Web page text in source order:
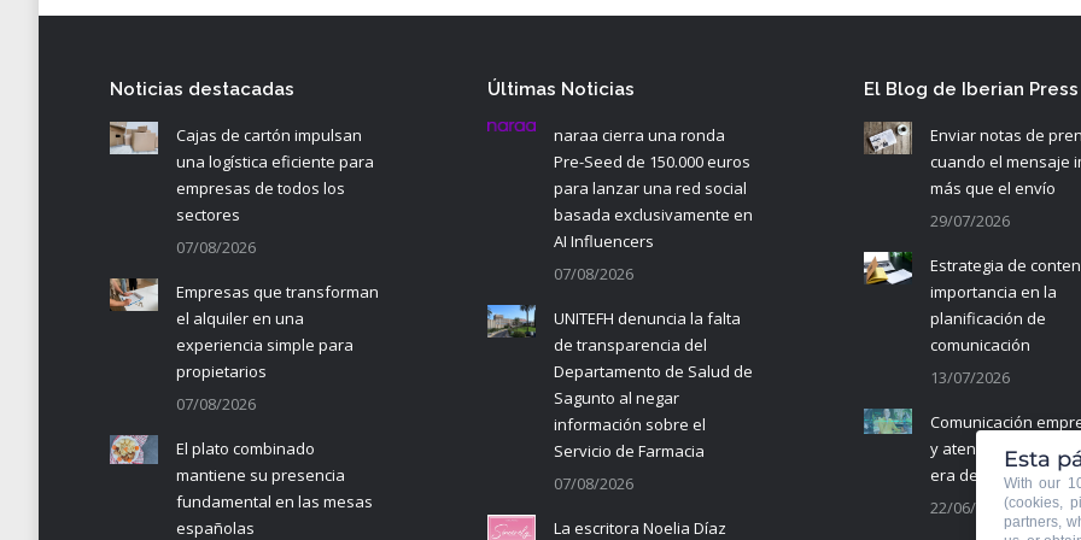
Noticias destacadas
Cajas de cartón impulsan
una logística eficiente para
empresas de todos los
sectores
07/08/2026
Empresas que transforman
el alquiler en una
experiencia simple para
propietarios
07/08/2026
El plato combinado
mantiene su presencia
fundamental en las mesas
españolas
Últimas Noticias
naraa cierra una ronda
Pre-Seed de 150.000 euros
para lanzar una red social
basada exclusivamente en
AI Influencers
07/08/2026
UNITEFH denuncia la falta
de transparencia del
Departamento de Salud de
Sagunto al negar
información sobre el
Servicio de Farmacia
07/08/2026
La escritora Noelia Díaz
El Blog de Iberian Press
Enviar notas de
cuando el mensaje
más que el envío
29/07/2026
Estrategia de
importancia en la
planificación de
comunicación
13/07/2026
Comunicación
y atención al cliente
era de la IA
22/06/2026
Esta
With our
(cookies,
partners,